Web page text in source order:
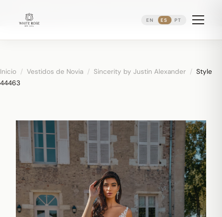
Distrito Ironbound de Newark
EN ES PT
Inicio / Vestidos de Novia / Sincerity by Justin Alexander / Style
44463